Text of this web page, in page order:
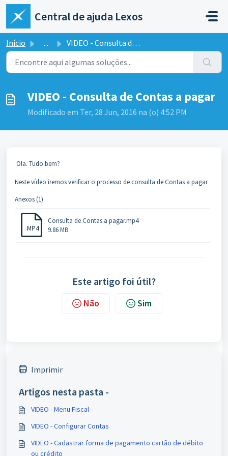
Ir para o conteúdo principal
Central de ajuda Lexos
Início ... VIDEO - Consulta de Contas a pagar
VIDEO - Consulta de Contas a pagar
Modificado em Ter, 28 Jun, 2016 na (o) 4:52 PM
Ola. Tudo bem?
Neste vídeo iremos verificar o processo de consulta de Contas a pagar
Anexos (1)
MP4
Consulta de Contas a pagar.mp4
9.86 MB
Este artigo foi útil?
Não Sim
Imprimir
Artigos nesta pasta -
VIDEO - Menu Fiscal
VIDEO - Configurar Contas
VIDEO - Cadastrar forma de pagamento cartão de débito
ou crédito